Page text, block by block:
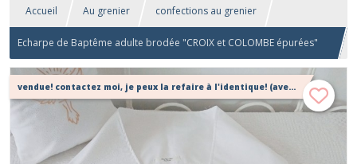
Accueil Au grenier confections au grenier
Echarpe de Baptême adulte brodée "CROIX et COLOMBE épurées"
170
vendue! contactez moi, je peux la refaire à l'identique! (avec un petit délai)